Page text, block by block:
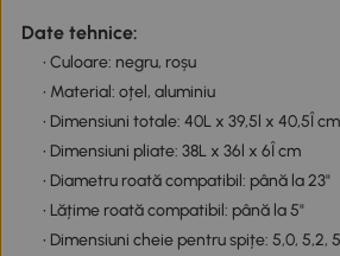
Date tehnice:
• Culoare: negru, roșu
• Material: oțel, aluminiu
• Dimensiuni totale: 40L x 39,5l x 40,5Î cm
• Dimensiuni pliate: 38L x 36l x 6Î cm
• Diametru roată compatibil: până la 23"
• Lățime roată compatibil: până la 5"
• Dimensiuni cheie pentru spițe: 5,0, 5,2,